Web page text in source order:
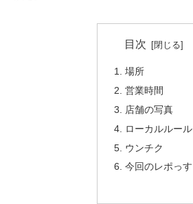
目次
場所
営業時間
店舗の写真
ローカルルール
ウンチク
今回のレポっす